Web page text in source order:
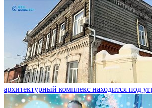
архитектурный комплекс находится под